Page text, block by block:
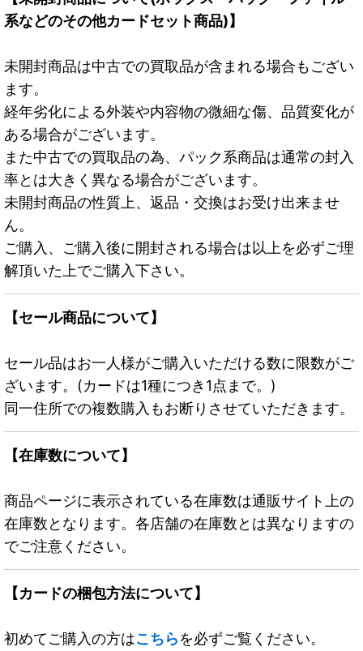
系などのその他カードセット商品)】
未開封商品は中古での買取品が含まれる場合もござい
ます。
経年劣化による外装や内容物の微細な傷、品質変化が
ある場合がございます。
また中古での買取品の為、パック系商品は通常の封入
率とは大きく異なる場合がございます。
未開封商品の性質上、返品・交換はお受け出来ませ
ん。
ご購入、ご購入後に開封される場合は以上を必ずご理
解頂いた上でご購入下さい。
【セール商品について】
セール品はお一人様がご購入いただける数に限数がご
ざいます。(カードは1種につき1点まで。)
同一住所での複数購入もお断りさせていただきます。
【在庫数について】
商品ページに表示されている在庫数は通販サイト上の
在庫数となります。各店舗の在庫数とは異なりますの
でご注意ください。
【カードの梱包方法について】
初めてご購入の方はこちらを必ずご覧ください。